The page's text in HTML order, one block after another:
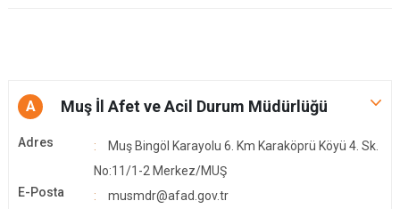
A Muş İl Afet ve Acil Durum Müdürlüğü
Adres
Muş Bingöl Karayolu 6. Km Karaköprü Köyü 4. Sk.
No:11/1-2 Merkez/MUŞ
E-Posta
musmdr@afad.gov.tr